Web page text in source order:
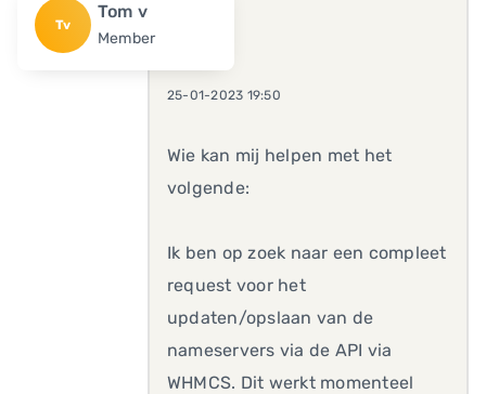
Tv
Tom v
Member
25-01-2023 19:50
Wie kan mij helpen met het
volgende:
Ik ben op zoek naar een compleet
request voor het
updaten/opslaan van de
nameservers via de API via
WHMCS. Dit werkt momenteel